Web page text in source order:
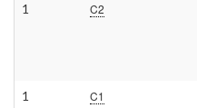
1 C2
1 C1